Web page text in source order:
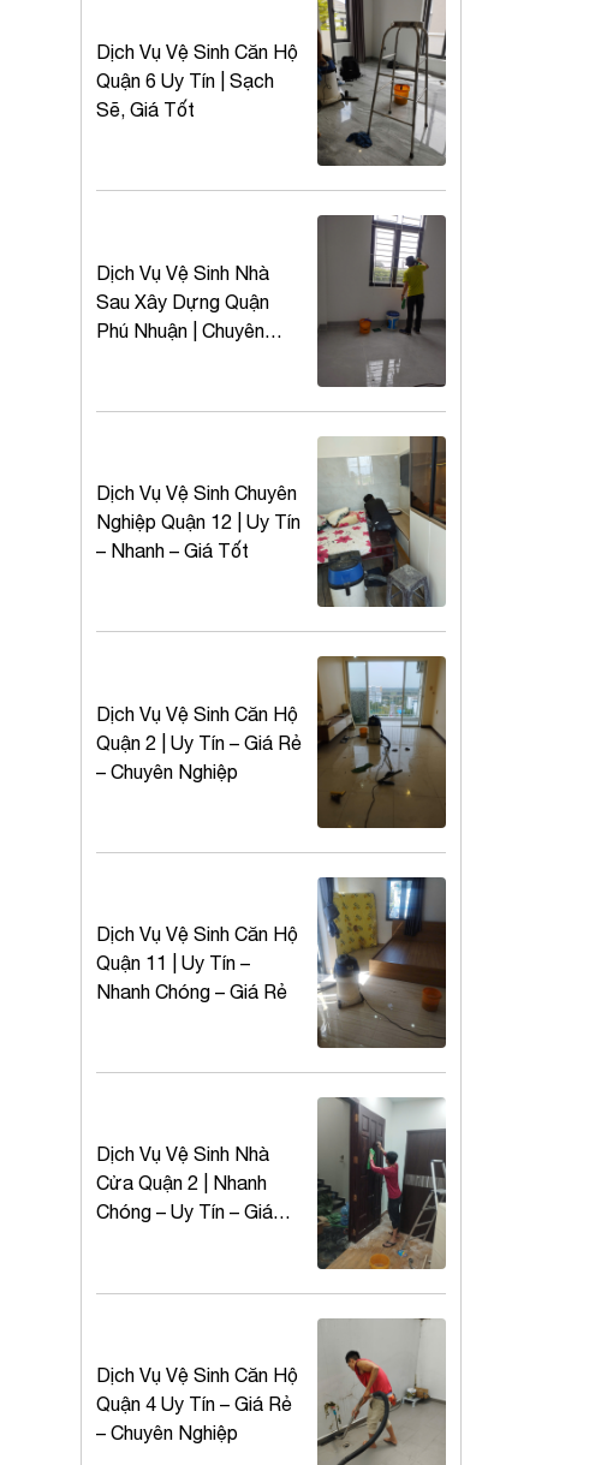
Dịch Vụ Vệ Sinh Căn Hộ
Quận 6 Uy Tín | Sạch
Sẽ, Giá Tốt
Dịch Vụ Vệ Sinh Nhà
Sau Xây Dựng Quận
Phú Nhuận | Chuyên
Dịch Vụ Vệ Sinh Chuyên
Nghiệp Quận 12 | Uy Tín
– Nhanh – Giá Tốt
Dịch Vụ Vệ Sinh Căn Hộ
Quận 2 | Uy Tín – Giá Rẻ
– Chuyên Nghiệp
Dịch Vụ Vệ Sinh Căn Hộ
Quận 11 | Uy Tín –
Nhanh Chóng – Giá Rẻ
Dịch Vụ Vệ Sinh Nhà
Cửa Quận 2 | Nhanh
Chóng – Uy Tín – Giá
Dịch Vụ Vệ Sinh Căn Hộ
Quận 4 Uy Tín – Giá Rẻ
– Chuyên Nghiệp